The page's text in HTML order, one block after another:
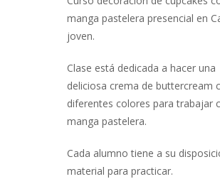
manga pastelera presencial en
joven.
Clase está dedicada a hacer una
deliciosa crema de buttercream
diferentes colores para trabajar
manga pastelera.
Cada alumno tiene a su
material para practicar.